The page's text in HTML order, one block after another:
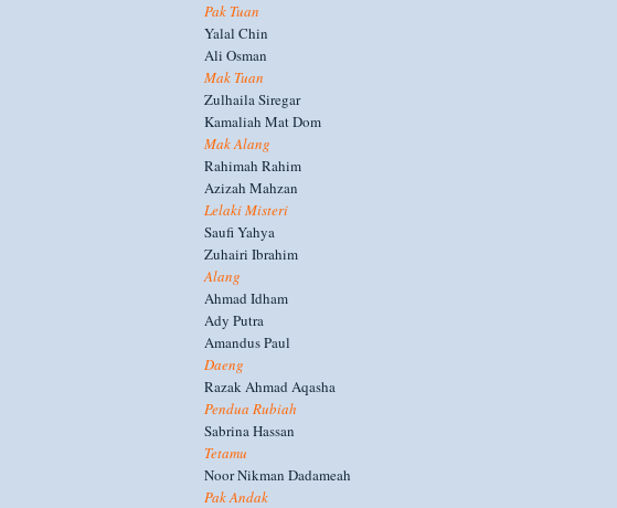
Pak Tuan
Yalal Chin
Ali Osman
Mak Tuan
Zulhaila Siregar
Kamaliah Mat Dom
Mak Alang
Rahimah Rahim
Azizah Mahzan
Lelaki Misteri
Saufi Yahya
Zuhairi Ibrahim
Alang
Ahmad Idham
Ady Putra
Amandus Paul
Daeng
Razak Ahmad Aqasha
Pendua Rubiah
Sabrina Hassan
Tetamu
Noor Nikman Dadameah
Pak Andak